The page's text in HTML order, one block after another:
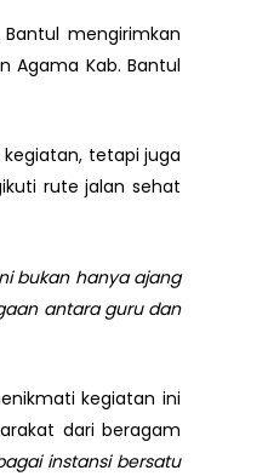
mengirimkan
Agama Kab. Bantul
tetapi juga
rute jalan sehat
bukan hanya ajang
antara guru dan
kegiatan ini
dari beragam
instansi bersatu